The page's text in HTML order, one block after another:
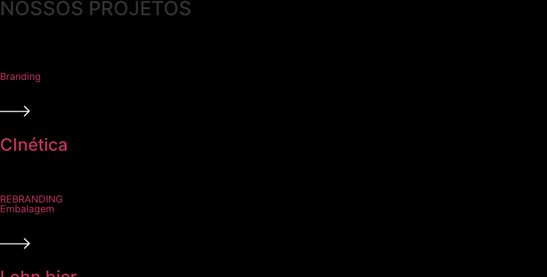
NOSSOS PROJETOS
Branding
CInética
REBRANDING
Embalagem